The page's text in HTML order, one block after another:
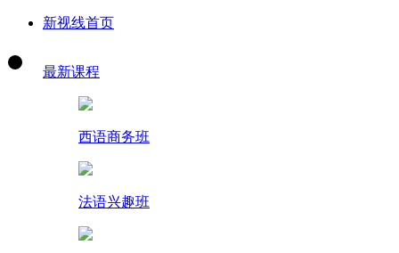
新视线首页
最新课程
西语商务班
法语兴趣班